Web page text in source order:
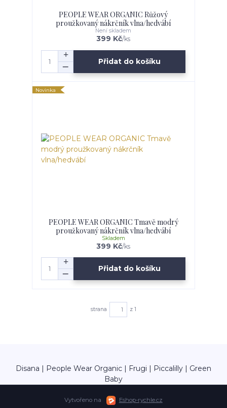
PEOPLE WEAR ORGANIC Růžový
proužkovaný nákrčník vlna/hedvábí
399 Kč/ks
Není skladem
Přidat do košíku
Novinka
PEOPLE WEAR ORGANIC Tmavě modrý
proužkovaný nákrčník vlna/hedvábí
399 Kč/ks
Skladem
Přidat do košíku
strana z 1
Disana | People Wear Organic | Frugi | Piccalilly | Green
Baby
Vytvořeno na Eshop-rychle.cz